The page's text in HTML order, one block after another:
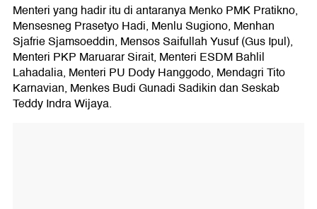
Menteri yang hadir itu di antaranya Menko PMK Pratikno,
Mensesneg Prasetyo Hadi, Menlu Sugiono, Menhan
Sjafrie Sjamsoeddin, Mensos Saifullah Yusuf (Gus Ipul),
Menteri PKP Maruarar Sirait, Menteri ESDM Bahlil
Lahadalia, Menteri PU Dody Hanggodo, Mendagri Tito
Karnavian, Menkes Budi Gunadi Sadikin dan Seskab
Teddy Indra Wijaya.